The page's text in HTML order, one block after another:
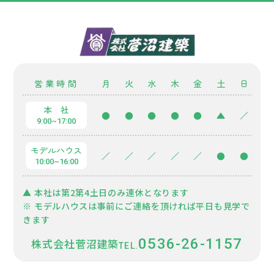
営業時間 月 火 水 木 金 土 日
本 社
9:00~17:00 ● ● ● ● ● ▲ ／
モデルハウス
10:00~16:00 ／ ／ ／ ／ ／ ● ●
▲ 本社は第2第4土日のみ連休となります
※ モデルハウスは事前にご連絡を頂ければ平日も見学で
きます
株式会社菅沼建築 0536-26-1157